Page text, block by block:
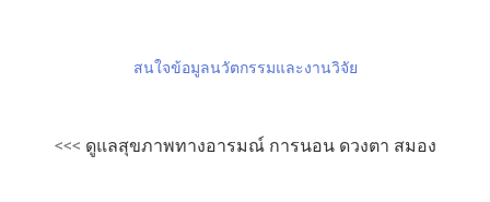
สนใจข้อมูลนวัตกรรมและงานวิจัย
<<< ดูแลสุขภาพทางอารมณ์ การนอน ดวงตา สมอง